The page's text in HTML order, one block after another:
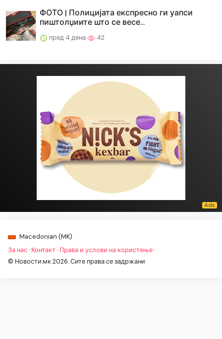
ФОТО | Полицијата експресно ги уапси
пиштолџиите што се весе...
пред 4 дена 42
Macedonian (MK)
За нас · Контакт · Права и услови на користење ·
© Новости.мк 2026. Сите права се задржани